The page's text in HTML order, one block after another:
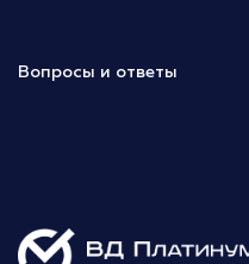
Вопросы и ответы